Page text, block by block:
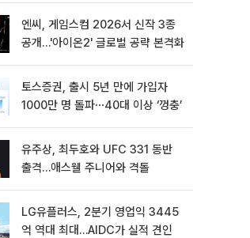
엔씨, 게임스컴 2026서 신작 3종
공개…'아이온2' 글로벌 공략 본격화
토스증권, 출시 5년 만에 가입자
1000만 명 돌파⋯40대 이상 ‘껑충’
유주상, 최두호와 UFC 331 동반
출격…애스웰 주니어와 격돌
LG유플러스, 2분기 영업익 3445
억 역대 최대…AIDC가 실적 견인